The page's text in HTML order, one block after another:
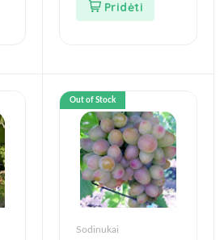
Out of Stock
Sodinukai